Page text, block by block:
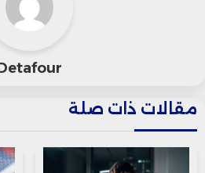
أما عجز الدخل الثانوي،
عند 3.9 مليار يورو
مما يعكس ثباتاً في هذا
التغيرات في باقي
مقالات ذات صلة